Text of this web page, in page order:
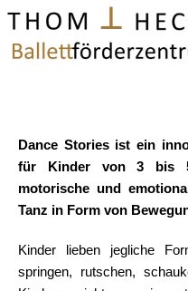
Dance Stories ist ein
für Kinder von 3 bis
motorische und
Tanz in Form von
Kinder lieben jegliche
springen, rutschen,